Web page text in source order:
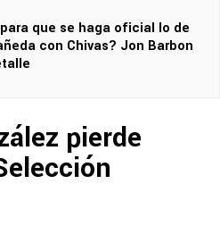
que se haga oficial lo de
con Chivas? Jon Barbon
pierde